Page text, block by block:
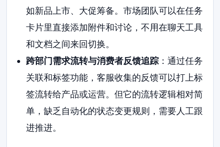
如新品上市、大促筹备。市场团队可以在任务
卡片里直接添加附件和讨论，不用在聊天工具
和文档之间来回切换。
跨部门需求流转与消费者反馈追踪：通过任务
关联和标签功能，客服收集的反馈可以打上标
签流转给产品或运营。但它的流转逻辑相对简
单，缺乏自动化的状态变更规则，需要人工跟
进推进。